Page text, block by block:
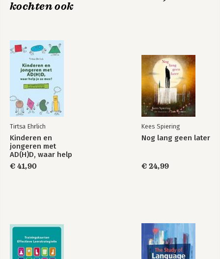
kochten ook
Tirtsa Ehrlich
Kinderen en
jongeren met
AD(H)D, waar help
je ze mee?
€ 41,90
Kees Spiering
Nog lang geen later
€ 24,99